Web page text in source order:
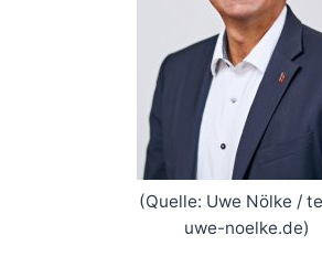
(Quelle: Uwe Nölke /
uwe-noelke.de)